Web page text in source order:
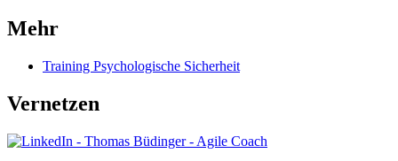
Mehr
Training Psychologische Sicherheit
Vernetzen